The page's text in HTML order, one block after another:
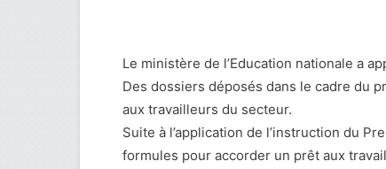
Le ministère de l’Education nationale a
Des dossiers déposés dans le cadre du
aux travailleurs du secteur.
Suite à l’application de l’instruction du
formules pour accorder un prêt aux